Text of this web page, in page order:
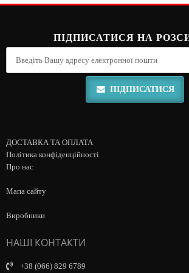
ПІДПИСАТИСЯ НА
ПІДПИСАТИСЯ
ДОСТАВКА ТА ОПЛАТА
Політика конфіденційності
Про нас
Мапа сайту
Виробники
НАШІ КОНТАКТИ
+38 (066) 829 6789